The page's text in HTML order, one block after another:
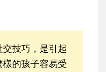
技巧，是引起
的孩子容易受